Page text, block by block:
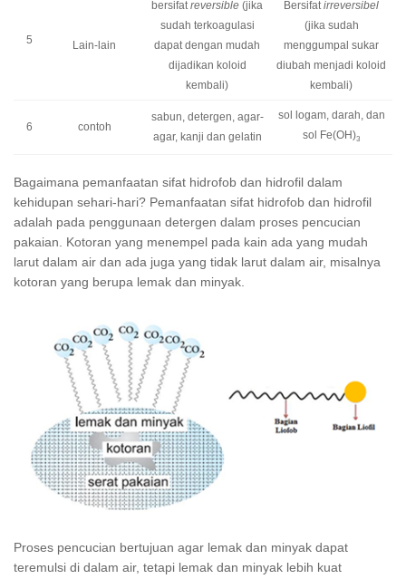
5 Lain-lain
bersifatreversible (jika
sudah terkoagulasi
dapat dengan mudah
dijadikan koloid
kembali)
Bersifatirreversibel
(jika sudah
menggumpal sukar
diubah menjadi koloid
kembali)
6 contoh
sabun, detergen, agar-
agar, kanji dan gelatin
sol logam, darah, dan
sol Fe(OH)3
Bagaimana pemanfaatan sifat hidrofob dan hidrofil dalam
kehidupan sehari-hari? Pemanfaatan sifat hidrofob dan hidrofil
adalah pada penggunaan detergen dalam proses pencucian
pakaian. Kotoran yang menempel pada kain ada yang mudah
larut dalam air dan ada juga yang tidak larut dalam air, misalnya
kotoran yang berupa lemak dan minyak.
Proses pencucian bertujuan agar lemak dan minyak dapat
teremulsi di dalam air, tetapi lemak dan minyak lebih kuat